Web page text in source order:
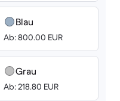
Blau
Ab: 800.00 EUR
Grau
Ab: 218.80 EUR